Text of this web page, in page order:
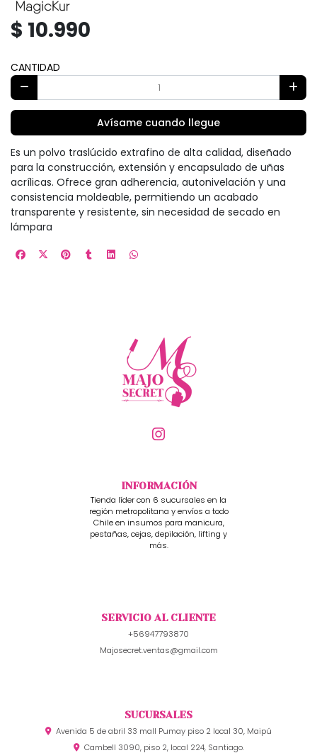
$ 10.990
CANTIDAD
Avísame cuando llegue
Es un polvo traslúcido extrafino de alta calidad, diseñado
para la construcción, extensión y encapsulado de uñas
acrílicas. Ofrece gran adherencia, autonivelación y una
consistencia moldeable, permitiendo un acabado
transparente y resistente, sin necesidad de secado en
lámpara
INFORMACIÓN
Tienda líder con 6 sucursales en la
región metropolitana y envíos a todo
Chile en insumos para manicura,
pestañas, cejas, depilación, lifting y
más.
SERVICIO AL CLIENTE
+56947793870
Majosecret.ventas@gmail.com
SUCURSALES
Avenida 5 de abril 33 mall Pumay piso 2 local 30, Maipú
Cambell 3090, piso 2, local 224, Santiago.